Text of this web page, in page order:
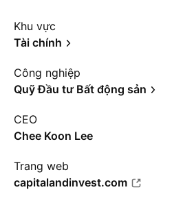
Khu vực
Tài chính
Công nghiệp
Quỹ Đầu tư Bất động sản
CEO
Chee Koon Lee
Trang web
capitalandinvest.com